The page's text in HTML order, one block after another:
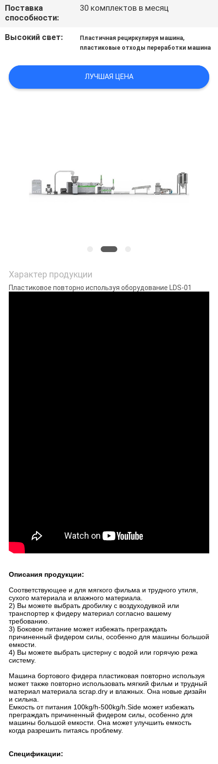
СПРОСИТЕ
ЦИТАТУ
САЙТА
Поставка
способности:
30 комплектов в месяц
Высокий свет: Пластичная рециркулируя машина,
пластиковые отходы переработки машина
ЛУЧШАЯ ЦЕНА
Характер продукции
Пластиковое повторно используя оборудование LDS-01
Описания продукции:
Соответствующее и для мягкого фильма и трудного утиля,
сухого материала и влажного материала.
2) Вы можете выбрать дробилку с воздуходувкой или
транспортер к фидеру материал согласно вашему
требованию.
3) Боковое питание может избежать преграждать
причиненный фидером силы, особенно для машины большой
емкости.
4) Вы можете выбрать цистерну с водой или горячую режа
систему.
Машина бортового фидера пластиковая повторно используя
может также повторно использовать мягкий фильм и трудный
материал материала scrap.dry и влажных. Она новые дизайн
и сильна.
Емкость от питания 100kg/h-500kg/h.Side может избежать
преграждать причиненный фидером силы, особенно для
машины большой емкости. Она может улучшить емкость
когда разрешить питаясь проблему.
Спецификации: